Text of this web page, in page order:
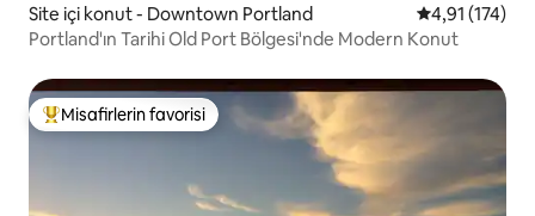
Site içi konut - Downtown Portland 5 üzerinden
4,91 (174)
Portland'ın Tarihi Old Port Bölgesi'nde Modern Konut
Misafirlerin favorilerinden en beğenilenler arasında
Misafirlerin favorisi